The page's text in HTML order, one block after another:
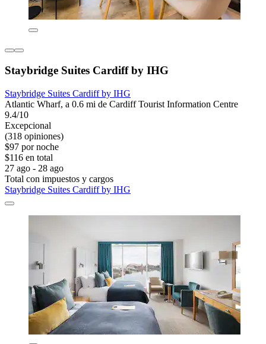
Staybridge Suites Cardiff by IHG
Staybridge Suites Cardiff by IHG
Atlantic Wharf, a 0.6 mi de Cardiff Tourist Information Centre
9.4/10
Excepcional
(318 opiniones)
$97 por noche
$116 en total
27 ago - 28 ago
Total con impuestos y cargos
Staybridge Suites Cardiff by IHG